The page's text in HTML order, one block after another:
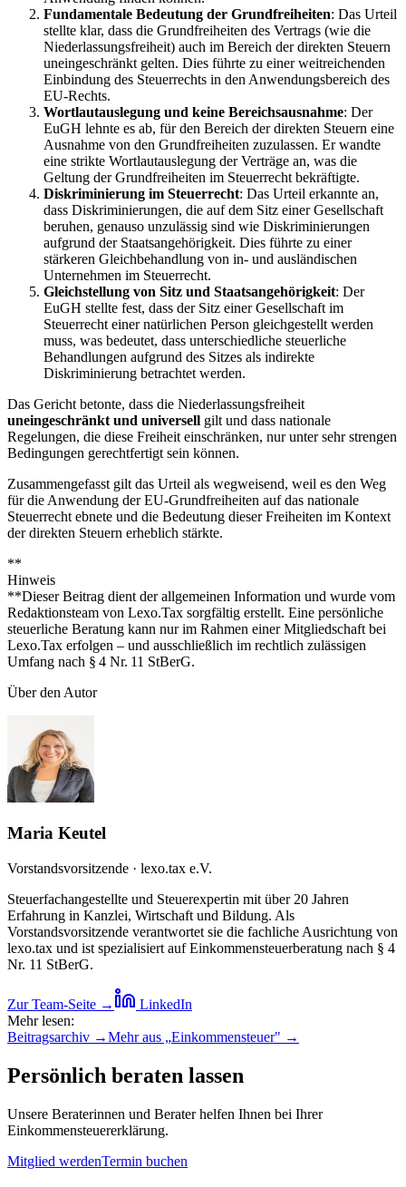
Fundamentale Bedeutung der Grundfreiheiten: Das Urteil
stellte klar, dass die Grundfreiheiten des Vertrags (wie die
Niederlassungsfreiheit) auch im Bereich der direkten Steuern
uneingeschränkt gelten. Dies führte zu einer weitreichenden
Einbindung des Steuerrechts in den Anwendungsbereich des
EU-Rechts.
Wortlautauslegung und keine Bereichsausnahme: Der
EuGH lehnte es ab, für den Bereich der direkten Steuern eine
Ausnahme von den Grundfreiheiten zuzulassen. Er wandte
eine strikte Wortlautauslegung der Verträge an, was die
Geltung der Grundfreiheiten im Steuerrecht bekräftigte.
Diskriminierung im Steuerrecht: Das Urteil erkannte an,
dass Diskriminierungen, die auf dem Sitz einer Gesellschaft
beruhen, genauso unzulässig sind wie Diskriminierungen
aufgrund der Staatsangehörigkeit. Dies führte zu einer
stärkeren Gleichbehandlung von in- und ausländischen
Unternehmen im Steuerrecht.
Gleichstellung von Sitz und Staatsangehörigkeit: Der
EuGH stellte fest, dass der Sitz einer Gesellschaft im
Steuerrecht einer natürlichen Person gleichgestellt werden
muss, was bedeutet, dass unterschiedliche steuerliche
Behandlungen aufgrund des Sitzes als indirekte
Diskriminierung betrachtet werden.
Das Gericht betonte, dass die Niederlassungsfreiheit
uneingeschränkt und universell gilt und dass nationale
Regelungen, die diese Freiheit einschränken, nur unter sehr strengen
Bedingungen gerechtfertigt sein können.
Zusammengefasst gilt das Urteil als wegweisend, weil es den Weg
für die Anwendung der EU-Grundfreiheiten auf das nationale
Steuerrecht ebnete und die Bedeutung dieser Freiheiten im Kontext
der direkten Steuern erheblich stärkte.
**
Hinweis
**Dieser Beitrag dient der allgemeinen Information und wurde vom
Redaktionsteam von Lexo.Tax sorgfältig erstellt. Eine persönliche
steuerliche Beratung kann nur im Rahmen einer Mitgliedschaft bei
Lexo.Tax erfolgen – und ausschließlich im rechtlich zulässigen
Umfang nach § 4 Nr. 11 StBerG.
Über den Autor
Maria Keutel
Vorstandsvorsitzende · lexo.tax e.V.
Steuerfachangestellte und Steuerexpertin mit über 20 Jahren
Erfahrung in Kanzlei, Wirtschaft und Bildung. Als
Vorstandsvorsitzende verantwortet sie die fachliche Ausrichtung von
lexo.tax und ist spezialisiert auf Einkommensteuerberatung nach § 4
Nr. 11 StBerG.
Zur Team-Seite →
LinkedIn
Mehr lesen:
Beitragsarchiv →Mehr aus „Einkommensteuer" →
Persönlich beraten lassen
Unsere Beraterinnen und Berater helfen Ihnen bei Ihrer
Einkommensteuererklärung.
Mitglied werdenTermin buchen